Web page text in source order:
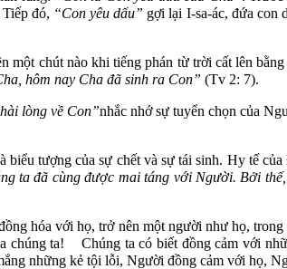
đó, “Con yêu dấu” gợi lại I-sa-ác, đứa con
một chút nào khi tiếng phán từ trời cất lên
hôm nay Cha đã sinh ra Con” (Tv 2: 7).
lòng về Con”nhắc nhớ sự tuyển chọn của
tượng của sự chết và sự tái sinh. Hy tế
ta đã cùng được mai táng với Người. Bởi
hóa với họ, trở nên một người như họ,
chúng ta! Chúng ta có biết đồng cảm với
những kẻ tội lỗi, Người đồng cảm với họ,